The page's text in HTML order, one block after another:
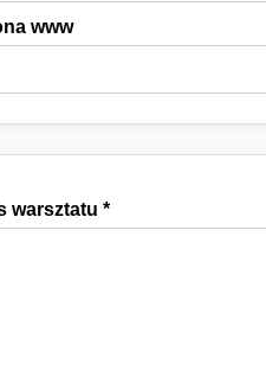
www
warsztatu *